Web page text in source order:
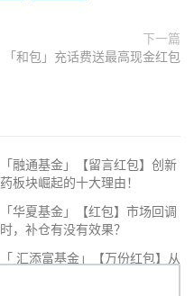
下一篇
「和包」充话费送最高现金红包
「融通基金」【留言红包】创新
药板块崛起的十大理由！
「华夏基金」【红包】市场回调
时，补仓有没有效果？
「 汇添富基金」【万份红包】从